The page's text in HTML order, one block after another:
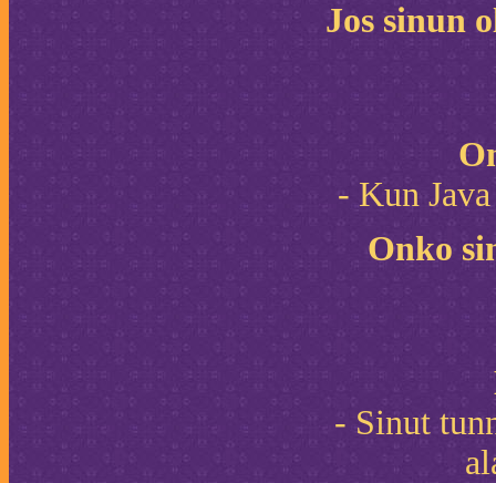
Jos sinun
- Kun
Onko
- Sinut